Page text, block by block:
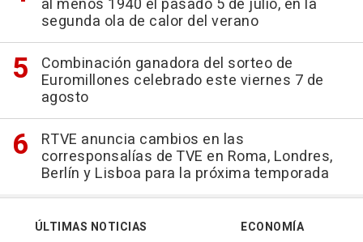
al menos 1940 el pasado 5 de julio, en la
segunda ola de calor del verano
Combinación ganadora del sorteo de
Euromillones celebrado este viernes 7 de
agosto
RTVE anuncia cambios en las
corresponsalías de TVE en Roma, Londres,
Berlín y Lisboa para la próxima temporada
ÚLTIMAS NOTICIAS
ECONOMÍA